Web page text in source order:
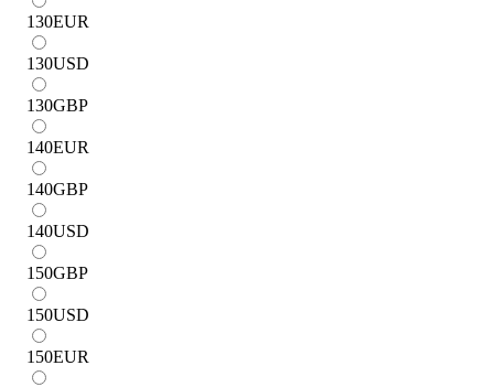
130EUR
130USD
130GBP
140EUR
140GBP
140USD
150GBP
150USD
150EUR